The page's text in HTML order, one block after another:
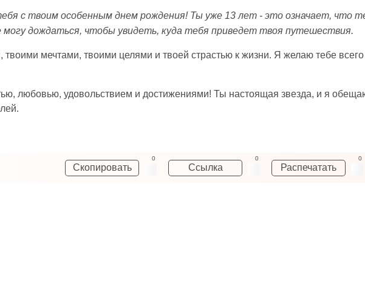
с твоим особенным днем рождения! Ты уже 13 лет - это означает, что
дождаться, чтобы увидеть, куда тебя приведет твоя путешествия.
мечтами, твоими целями и твоей страстью к жизни. Я желаю тебе
любовью, удовольствием и достижениями! Ты настоящая звезда, и я
Скопировать
0
Ссылка
0
Распечатать
0